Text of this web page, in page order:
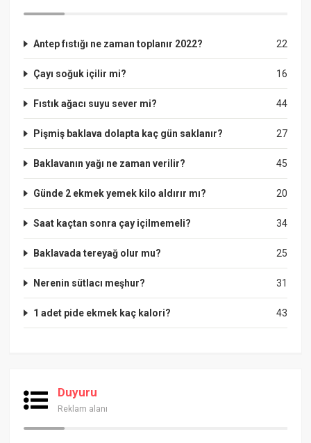
22
Antep fıstığı ne zaman toplanır 2022?
16
Çayı soğuk içilir mi?
44
Fıstık ağacı suyu sever mi?
27
Pişmiş baklava dolapta kaç gün saklanır?
45
Baklavanın yağı ne zaman verilir?
20
Günde 2 ekmek yemek kilo aldırır mı?
34
Saat kaçtan sonra çay içilmemeli?
25
Baklavada tereyağ olur mu?
31
Nerenin sütlacı meşhur?
43
1 adet pide ekmek kaç kalori?
Duyuru
Reklam alanı